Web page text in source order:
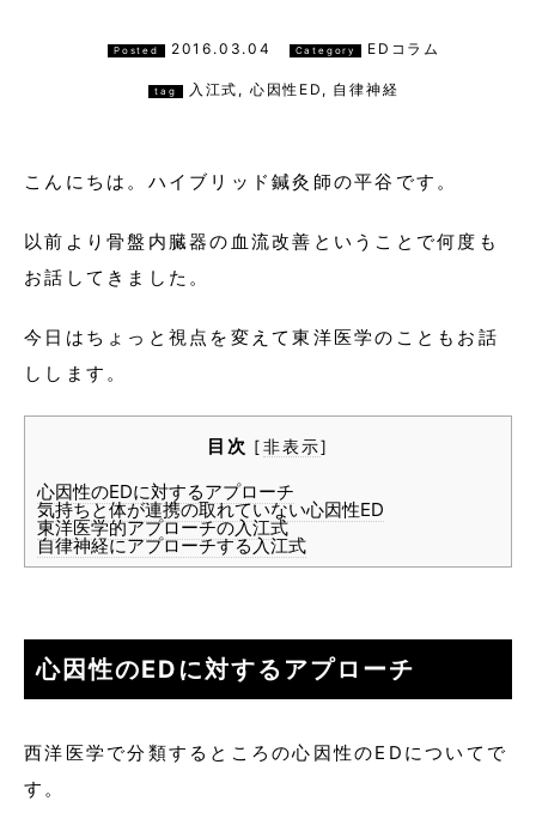
Posted 2016.03.04 Category EDコラム
tag 入江式 , 心因性ED , 自律神経
こんにちは。ハイブリッド鍼灸師の平谷です。
以前より骨盤内臓器の血流改善ということで何度も
お話してきました。
今日はちょっと視点を変えて東洋医学のこともお話
しします。
目次 [非表示]
心因性のEDに対するアプローチ
気持ちと体が連携の取れていない心因性ED
東洋医学的アプローチの入江式
自律神経にアプローチする入江式
心因性のEDに対するアプローチ
西洋医学で分類するところの心因性のEDについてで
す。